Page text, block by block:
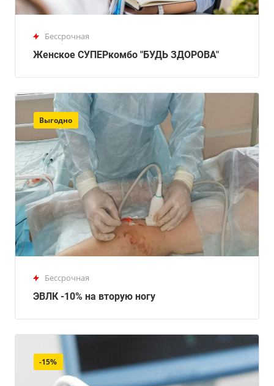
Бессрочная
Женское СУПЕРкомбо "БУДЬ ЗДОРОВА"
Бессрочная
ЭВЛК -10% на вторую ногу
Выгодно
-15%